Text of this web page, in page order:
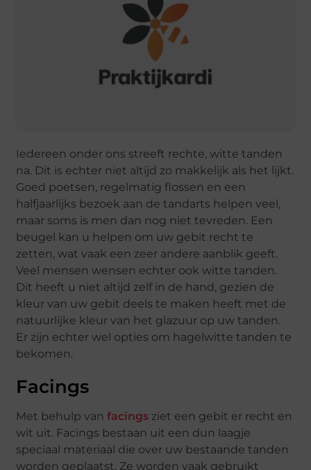
Iedereen onder ons streeft rechte, witte tanden
na. Dit is echter niet altijd zo makkelijk als het lijkt.
Goed poetsen, regelmatig flossen en een
halfjaarlijks bezoek aan de tandarts helpen veel,
maar soms is men dan nog niet tevreden. Een
beugel kan u helpen om uw gebit recht te
zetten, wat vaak een zeer andere aanblik geeft.
Veel mensen wensen echter ook witte tanden.
Dit heeft u niet altijd zelf in de hand, gezien de
kleur van uw gebit deels te maken heeft met de
natuurlijke kleur van het glazuur op uw tanden.
Er zijn echter wel opties om hagelwitte tanden te
bekomen.
Facings
Met behulp vanfacings ziet een gebit er recht en
wit uit. Facings bestaan uit een dun laagje
speciaal materiaal die over uw bestaande tanden
worden geplaatst. Ze worden vaak gebruikt